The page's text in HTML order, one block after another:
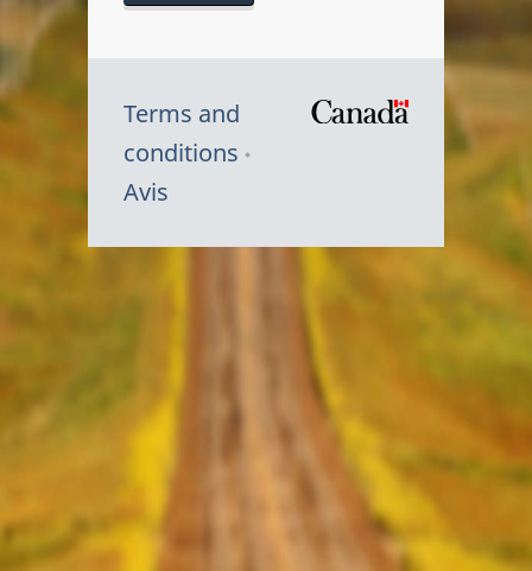
Terms and
conditions
Avis
Symbole
Canada